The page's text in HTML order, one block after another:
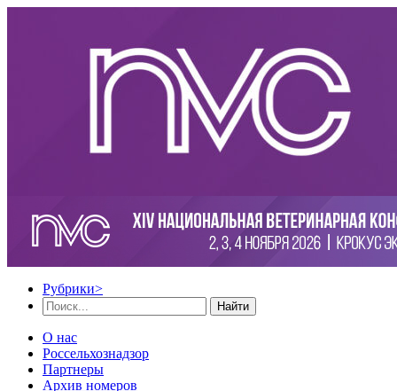
Рубрики>
Найти
О нас
Россельхознадзор
Партнеры
Архив номеров